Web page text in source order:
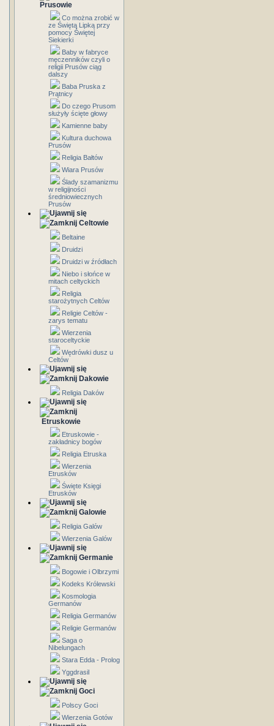
Prusowie
Co można zrobić w
ze Świętą Lipką przy
pomocy Świętej
Siekierki
Baby w fabryce
męczenników czyli o
religii Prusów ciąg
dalszy
Baba Pruska z
Prątnicy
Do czego Prusom
służyły ścięte głowy
Kamienne baby
Kultura duchowa
Prusów
Religia Bałtów
Wiara Prusów
Ślady szamanizmu
w religijności
średniowiecznych
Prusów
Celtowie
Beltaine
Druidzi
Druidzi w źródłach
Niebo i słońce w
mitach celtyckich
Religia
starożytnych Celtów
Religie Celtów -
zarys tematu
Wierzenia
staroceltyckie
Wędrówki dusz u
Celtów
Dakowie
Religia Daków
Etruskowie
Etruskowie -
zakładnicy bogów
Religia Etruska
Wierzenia
Etrusków
Święte Księgi
Etrusków
Galowie
Religia Galów
Wierzenia Galów
Germanie
Bogowie i Olbrzymi
Kodeks Królewski
Kosmologia
Germanów
Religia Germanów
Religie Germanów
Saga o
Nibelungach
Stara Edda - Prolog
Yggdrasil
Goci
Polscy Goci
Wierzenia Gotów